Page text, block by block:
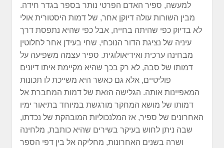
למעשה, ספיר האדם הפרטי נותר בספר בגדר חידה.
מבין השורות עולה דיוקן אחר, של דמות היסטורית אולי
לא בדיוק כפי שהיתה בחייה, אבל כפי שהיא נתפסת דרך
עיניה של נציגת הדור הנוכחי, שחי בעידן אחר לחלוטין
מבחינה ערכית ואידיאולוגית. ספיר עצמה משפיעה על
דמותו של סבה, לא רק בכך שהיא מקיימת איתו דיונים
פוליטיים, אלא גם כאשר היא משייכת לו תכונות
המאפיינות אותה. הגלישה הזאת של דמות המחברת אל
דמותו של מושא המחקר מורגשת במיוחד בתיאור ימיו
האחרונים של ספיר, אז המלנכוליות המובהקת של נכדתו,
שבה ניתן לחוש בעיקר בשירים שהיא כותבת, מלחינה
ושרה בשנים האחרונות, מחליקה אל בין דפי הספר